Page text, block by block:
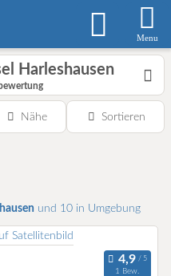
Menu
Harleshausen
Nähe Sortieren
und 10 in Umgebung
1 Bew.